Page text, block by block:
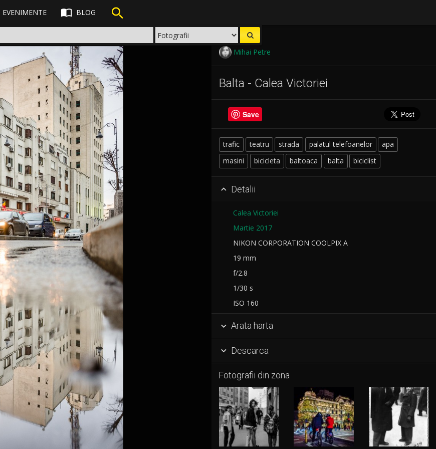
EVENIMENTE  BLOG 
Mihai Petre
Balta - Calea Victoriei
Save
trafic teatru strada palatul telefoanelor
apa
masini
bicicleta baltoaca balta biciclist
 Detalii
Calea Victoriei
Martie 2017
NIKON CORPORATION COOLPIX A
19 mm
f/2.8
1/30 s
ISO 160
 Arata harta
 Descarca
Fotografii din zona